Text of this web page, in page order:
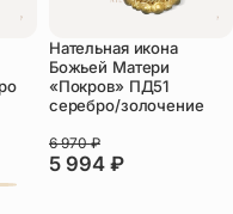
Нательная икона
Божьей Матери
«Покров» ПД51
серебро/золочение
5 994 ₽
6 970₽